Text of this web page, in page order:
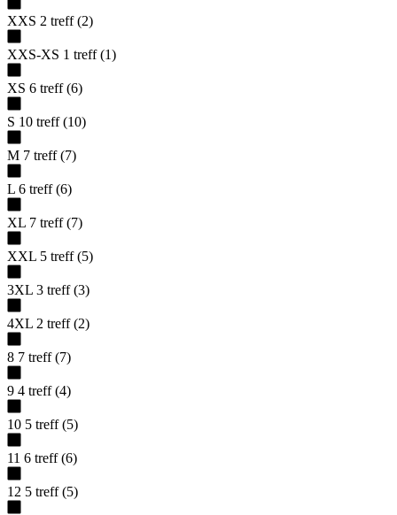
XXS 2 treff (2)
XXS-XS 1 treff (1)
XS 6 treff (6)
S 10 treff (10)
M 7 treff (7)
L 6 treff (6)
XL 7 treff (7)
XXL 5 treff (5)
3XL 3 treff (3)
4XL 2 treff (2)
8 7 treff (7)
9 4 treff (4)
10 5 treff (5)
11 6 treff (6)
12 5 treff (5)